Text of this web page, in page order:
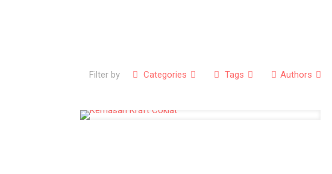
Filter by Categories Tags Authors